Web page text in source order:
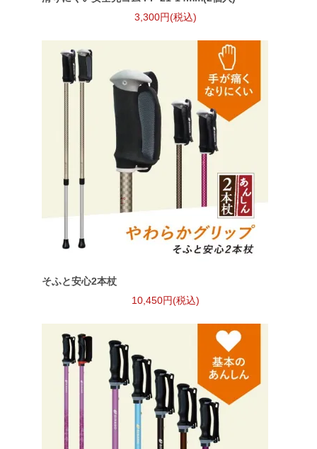
3,300円(税込)
そふと安心2本杖
10,450円(税込)